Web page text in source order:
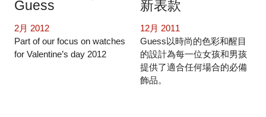
Guess
2月 2012
Part of our focus on watches
for Valentine’s day 2012
新表款
12月 2011
Guess以時尚的色彩和醒目
的設計為每一位女孩和男孩
提供了適合任何場合的必備
飾品。